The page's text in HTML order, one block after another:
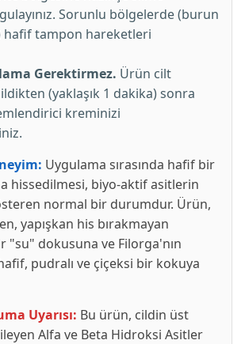
Sorunlu bölgelerde (burun
hafif tampon hareketleri
Gerektirmez. Ürün cilt
(yaklaşık 1 dakika) sonra
kreminizi
Uygulama sırasında hafif bir
hissedilmesi, biyo-aktif asitlerin
normal bir durumdur. Ürün,
yapışkan his bırakmayan
"su" dokusuna ve Filorga'nın
pudralı ve çiçeksi bir kokuya
Uyarısı: Bu ürün, cildin üst
Alfa ve Beta Hidroksi Asitler